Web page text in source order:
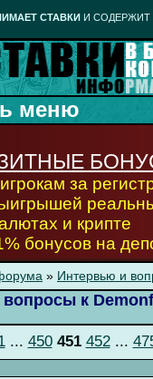
СТАВКИ И СОДЕРЖИТ
за
и крипте
бонусов на
» Интервью и
к
... 450 451 452...